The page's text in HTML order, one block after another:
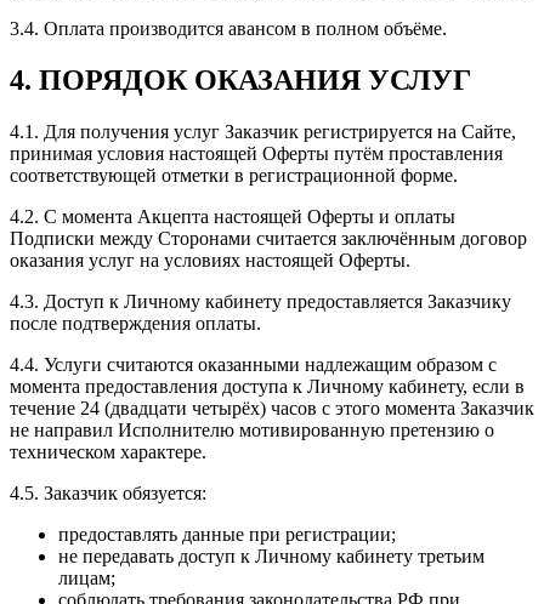
3.4. Оплата производится авансом в полном объёме.
4. ПОРЯДОК ОКАЗАНИЯ УСЛУГ
4.1. Для получения услуг Заказчик регистрируется на Сайте,
принимая условия настоящей Оферты путём проставления
соответствующей отметки в регистрационной форме.
4.2. С момента Акцепта настоящей Оферты и оплаты
Подписки между Сторонами считается заключённым договор
оказания услуг на условиях настоящей Оферты.
4.3. Доступ к Личному кабинету предоставляется Заказчику
после подтверждения оплаты.
4.4. Услуги считаются оказанными надлежащим образом с
момента предоставления доступа к Личному кабинету, если в
течение 24 (двадцати четырёх) часов с этого момента Заказчик
не направил Исполнителю мотивированную претензию о
техническом характере.
4.5. Заказчик обязуется:
предоставлять данные при регистрации;
не передавать доступ к Личному кабинету третьим
лицам;